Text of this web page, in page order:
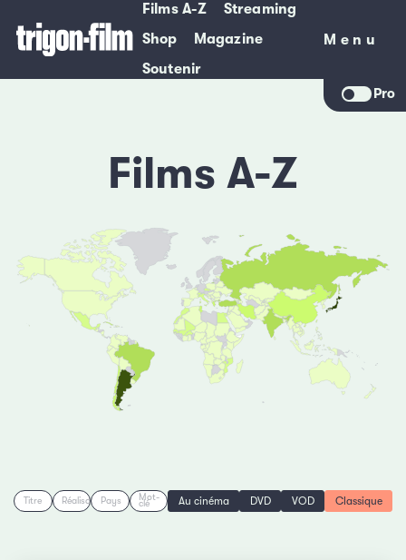
Films A-Z
Streaming
Shop
Magazine
Soutenir
Menu
Menu
Pro
Films A-Z
Titre RéalisationPays Mot-
clé Au cinéma DVD VOD Classique